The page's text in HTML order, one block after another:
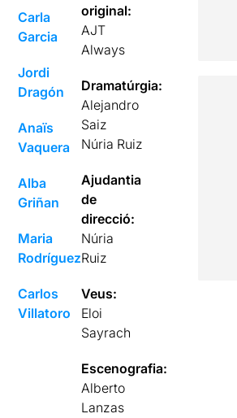
Carla
Garcia
Jordi
Dragón
Anaïs
Vaquera
Alba
Griñan
Maria
Rodríguez
Carlos
Villatoro
original:
AJT
Always
Dramatúrgia:
Alejandro
Saiz
Núria Ruiz
Ajudantia
de
direcció:
Núria
Ruiz
Veus:
Eloi
Sayrach
Escenografia:
Alberto
Lanzas